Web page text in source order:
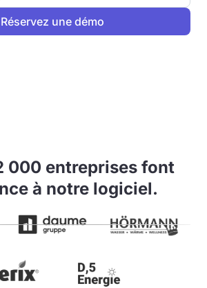
000 entreprises font
à notre logiciel.